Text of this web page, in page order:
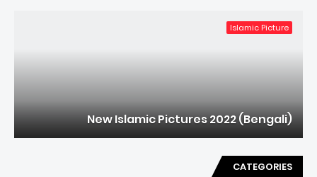
Islamic Picture
New Islamic Pictures 2022 (Bengali)
CATEGORIES